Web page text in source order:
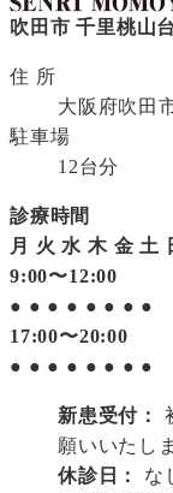
吹田市 千里桃山
住 所
大阪府吹田
駐車場
12台分
診療時間
月
火 水 木 金 土
9:00〜12:00
● ● ● ● ● ● ● ●
17:00〜20:00
● ● ● ● ● ● ● ●
新患受付：
願いいたし
休診日：
な